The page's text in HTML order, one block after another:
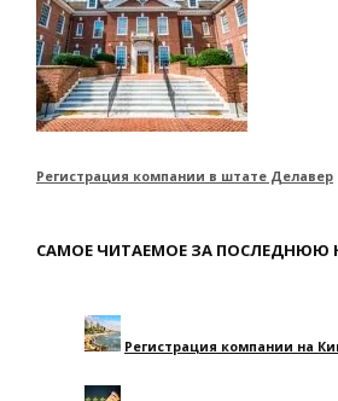
Регистрация компании в штате Делавер
САМОЕ ЧИТАЕМОЕ ЗА ПОСЛЕДНЮЮ
Регистрация компании на